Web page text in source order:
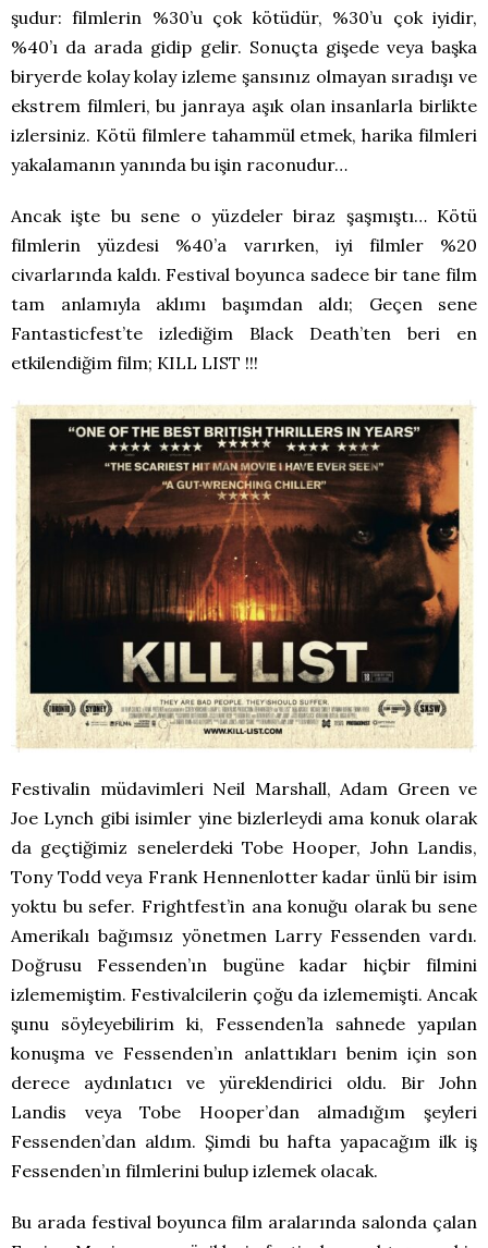
şudur: filmlerin %30’u çok kötüdür, %30’u çok iyidir,
%40’ı da arada gidip gelir. Sonuçta gişede veya başka
biryerde kolay kolay izleme şansınız olmayan sıradışı ve
ekstrem filmleri, bu janraya aşık olan insanlarla birlikte
izlersiniz. Kötü filmlere tahammül etmek, harika filmleri
yakalamanın yanında bu işin raconudur…
Ancak işte bu sene o yüzdeler biraz şaşmıştı… Kötü
filmlerin yüzdesi %40’a varırken, iyi filmler %20
civarlarında kaldı. Festival boyunca sadece bir tane film
tam anlamıyla aklımı başımdan aldı; Geçen sene
Fantasticfest’te izlediğim Black Death’ten beri en
etkilendiğim film; KILL LIST !!!
Festivalin müdavimleri Neil Marshall, Adam Green ve
Joe Lynch gibi isimler yine bizlerleydi ama konuk olarak
da geçtiğimiz senelerdeki Tobe Hooper, John Landis,
Tony Todd veya Frank Hennenlotter kadar ünlü bir isim
yoktu bu sefer. Frightfest’in ana konuğu olarak bu sene
Amerikalı bağımsız yönetmen Larry Fessenden vardı.
Doğrusu Fessenden’ın bugüne kadar hiçbir filmini
izlememiştim. Festivalcilerin çoğu da izlememişti. Ancak
şunu söyleyebilirim ki, Fessenden’la sahnede yapılan
konuşma ve Fessenden’ın anlattıkları benim için son
derece aydınlatıcı ve yüreklendirici oldu. Bir John
Landis veya Tobe Hooper’dan almadığım şeyleri
Fessenden’dan aldım. Şimdi bu hafta yapacağım ilk iş
Fessenden’ın filmlerini bulup izlemek olacak.
Bu arada festival boyunca film aralarında salonda çalan